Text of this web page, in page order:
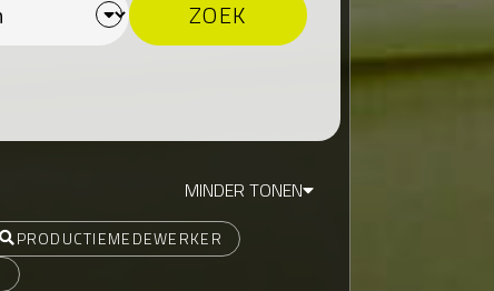
MINDER TONEN
PRODUCTIEMEDEWERKER